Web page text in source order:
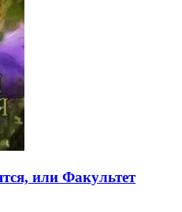
или Факультет